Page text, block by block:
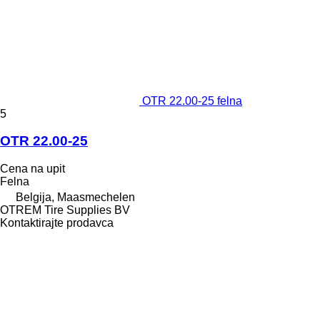
OTR 22.00-25 felna
5
OTR 22.00-25
Cena na upit
Felna
Belgija, Maasmechelen
OTREM Tire Supplies BV
Kontaktirajte prodavca